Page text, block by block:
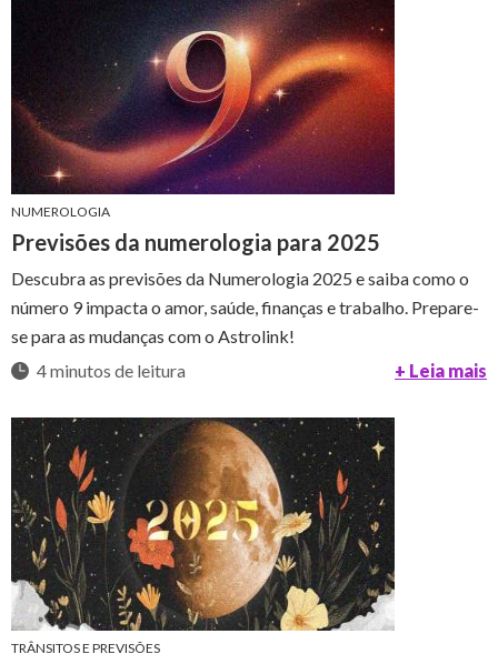
NUMEROLOGIA
Previsões da numerologia para 2025
Descubra as previsões da Numerologia 2025 e saiba como o
número 9 impacta o amor, saúde, finanças e trabalho. Prepare-
se para as mudanças com o Astrolink!
4 minutos de leitura
+ Leia mais
TRÂNSITOS E PREVISÕES